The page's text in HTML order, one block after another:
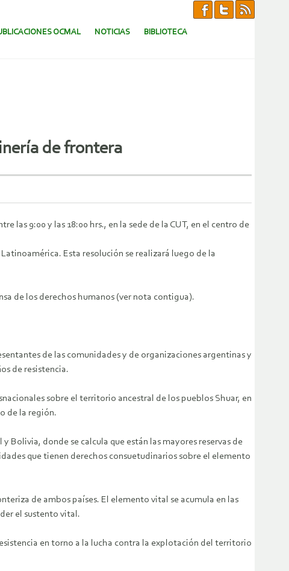
OCMAL NOTICIAS BIBLIOTECA
de frontera
las 9:00 y las 18:00 hrs., en la sede de la CUT, en el centro de
Esta resolución se realizará luego de la
de los derechos humanos (ver nota contigua).
de las comunidades y de organizaciones argentinas y
de resistencia.
sobre el territorio ancestral de los pueblos Shuar, en
de la región.
donde se calcula que están las mayores reservas de
que tienen derechos consuetudinarios sobre el elemento
de ambos países. El elemento vital se acumula en las
el sustento vital.
en torno a la lucha contra la explotación del territorio